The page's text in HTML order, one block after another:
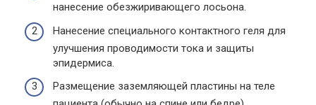
нанесение обезжиривающего лосьона.
Нанесение специального контактного геля для
улучшения проводимости тока и защиты
эпидермиса.
Размещение заземляющей пластины на теле